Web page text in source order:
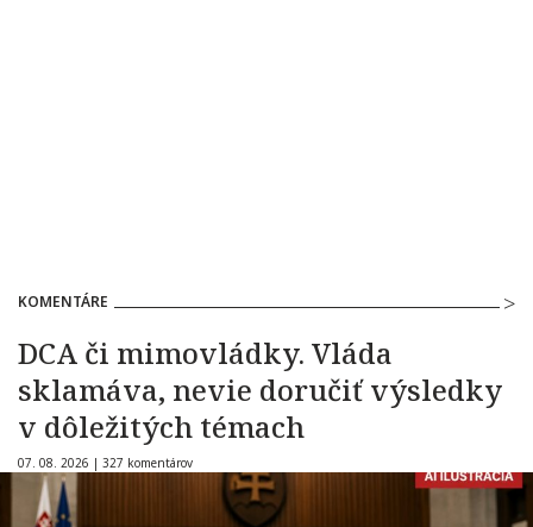
KOMENTÁRE
DCA či mimovládky. Vláda
sklamáva, nevie doručiť výsledky
v dôležitých témach
07. 08. 2026 | 327 komentárov